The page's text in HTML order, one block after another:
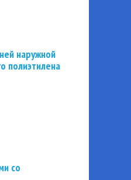
наружной
полиэтилена
со